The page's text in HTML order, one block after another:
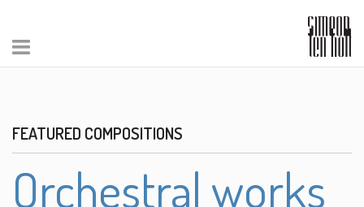
FEATURED COMPOSITIONS
Orchestral works